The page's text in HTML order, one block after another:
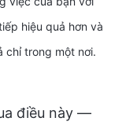
hiệu quả hơn và
chỉ trong một nơi.
điều này —